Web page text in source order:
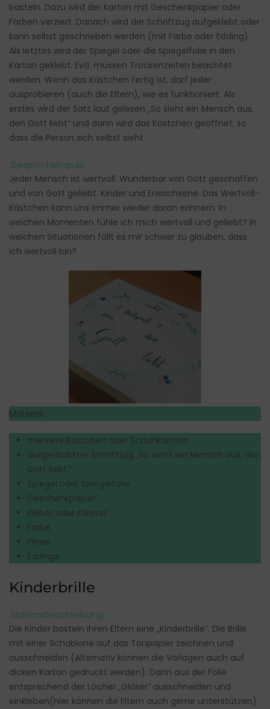
basteln. Dazu wird der Karton mit Geschenkpapier oder
Farben verziert. Danach wird der Schriftzug aufgeklebt oder
kann selbst geschrieben werden (mit Farbe oder Edding).
Als letztes wird der Spiegel oder die Spiegelfolie in den
Karton geklebt. Evtl. müssen Trockenzeiten beachtet
werden. Wenn das Kästchen fertig ist, darf jeder
ausprobieren (auch die Eltern), wie es funktioniert. Als
erstes wird der Satz laut gelesen „So sieht ein Mensch aus,
den Gott liebt“ und dann wird das Kästchen geöffnet, so
dass die Person sich selbst sieht.
Gesprächsimpuls:
Jeder Mensch ist wertvoll. Wunderbar von Gott geschaffen
und von Gott geliebt. Kinder und Erwachsene. Das Wertvoll-
Kästchen kann uns immer wieder daran erinnern. In
welchen Momenten fühle ich mich wertvoll und geliebt? In
welchen Situationen fällt es mir schwer zu glauben, dass
ich wertvoll bin?
Material:
mehrere Kästchen oder Schuhkartons
ausgedruckter Schriftzug „So sieht ein Mensch aus, den
Gott liebt.“
Spiegel oder Spiegelfolie
Geschenkpapier
Kleber oder Kleister
Farbe
Pinsel
Eddings
Kinderbrille
Stationsbeschreibung:
Die Kinder basteln ihren Eltern eine „Kinderbrille“. Die Brille
mit einer Schablone auf das Tonpapier zeichnen und
ausschneiden (Alternativ können die Vorlagen auch auf
dicken Karton gedruckt werden). Dann aus der Folie
entsprechend der Löcher „Gläser“ ausschneiden und
einkleben(hier können die Eltern auch gerne unterstützen).